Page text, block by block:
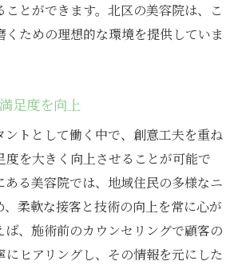
ことができます。北区の美容院は、こ
くための理想的な環境を提供していま
足度を向上
ントとして働く中で、創意工夫を重ね
度を大きく向上させることが可能で
ある美容院では、地域住民の多様なニ
、柔軟な接客と技術の向上を常に心が
ば、施術前のカウンセリングで顧客の
にヒアリングし、その情報を元にした